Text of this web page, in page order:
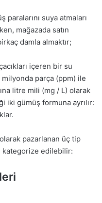
paralarını suya atmaları
mağazada satın
damla almaktır;
içeren bir su
parça (ppm) ile
litre mili (mg / L) olarak
iki gümüş formuna ayrılır:
pazarlanan üç tip
kategorize edilebilir: